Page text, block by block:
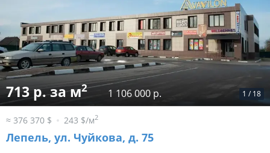
1 / 18
713 р. за м2 1 106 000 р.
≈ 376 370 $ 243 $/м2
Лепель, ул. Чуйкова, д. 75